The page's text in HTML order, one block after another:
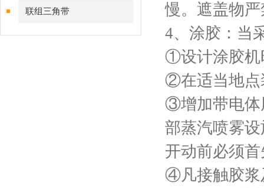
联组三角带
慢。遮盖物
4、涂胶：当
①设计涂胶机
②在适当地点
③增加带电体
部蒸汽喷雾
开动前必须
④凡接触胶浆